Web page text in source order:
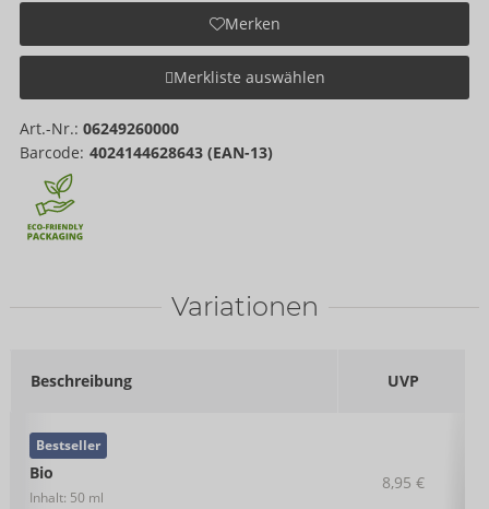
Merken
Merkliste auswählen
Art.-Nr.: 06249260000
Barcode: 4024144628643 (EAN-13)
Variationen
Beschreibung UVP
Bio
Inhalt: 50 ml
Bestseller
8,95 €